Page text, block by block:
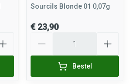
Sourcils Blonde 01 0,07g
€ 23,90
Bestel